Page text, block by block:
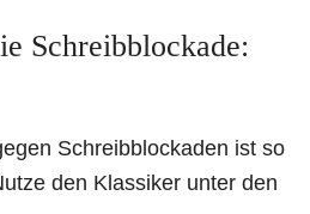
Schreibblockade:
Schreibblockaden ist so
den Klassiker unter den